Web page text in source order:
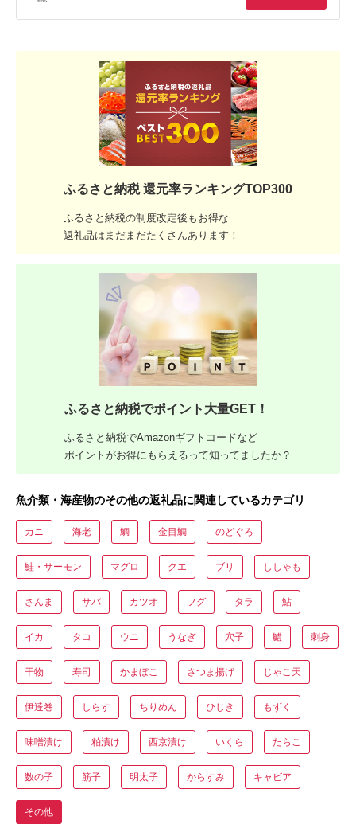
ふるさと納税 還元率ランキングTOP300
ふるさと納税の制度改定後もお得な
返礼品はまだまだたくさんあります！
ふるさと納税でポイント大量GET！
ふるさと納税でAmazonギフトコードなど
ポイントがお得にもらえるって知ってましたか？
魚介類・海産物のその他の返礼品に関連しているカテゴリ
カニ 海老 鯛 金目鯛 のどぐろ
鮭・サーモン マグロ クエ ブリ ししゃも
さんま サバ カツオ フグ タラ 鮎
イカ タコ ウニ うなぎ 穴子 鱧 刺身
干物 寿司 かまぼこ さつま揚げ じゃこ天
伊達巻 しらす ちりめん ひじき もずく
味噌漬け 粕漬け 西京漬け いくら たらこ
数の子 筋子 明太子 からすみ キャビア
その他